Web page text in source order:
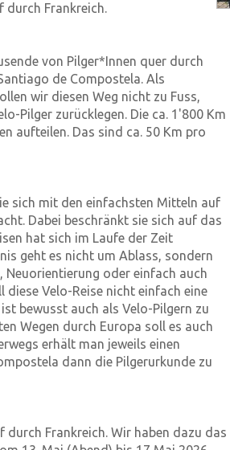
durch Frankreich.
von Pilger*Innen quer durch
de Compostela. Als
wir diesen Weg nicht zu Fuss,
Pilger zurücklegen. Die ca. 1'800 Km
aufteilen. Das sind ca. 50 Km pro
sich mit den einfachsten Mitteln auf
Dabei beschränkt sie sich auf das
hat sich im Laufe der Zeit
geht es nicht um Ablass, sondern
oder einfach auch
diese Velo-Reise nicht einfach eine
bewusst auch als Velo-Pilgern zu
Wegen durch Europa soll es auch
erhält man jeweils einen
dann die Pilgerurkunde zu
durch Frankreich. Wir haben dazu das